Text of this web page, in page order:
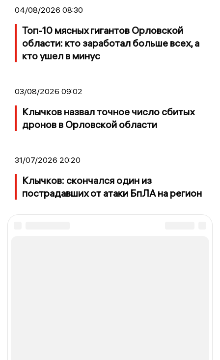
04/08/2026 08:30
Топ-10 мясных гигантов Орловской
области: кто заработал больше всех, а
кто ушел в минус
03/08/2026 09:02
Клычков назвал точное число сбитых
дронов в Орловской области
31/07/2026 20:20
Клычков: скончался один из
пострадавших от атаки БпЛА на регион